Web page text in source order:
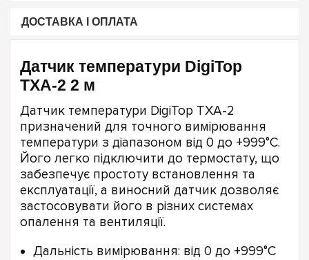
ДОСТАВКА І ОПЛАТА
Датчик температури DigiTop
ТХА-2 2 м
Датчик температури DigiTop ТХА-2
призначений для точного вимірювання
температури з діапазоном від 0 до +999°C.
Його легко підключити до термостату, що
забезпечує простоту встановлення та
експлуатації, а виносний датчик дозволяє
застосовувати його в різних системах
опалення та вентиляції.
Дальність вимірювання: від 0 до +999°C